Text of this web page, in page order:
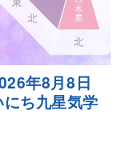
年8月8日
にち九星気学